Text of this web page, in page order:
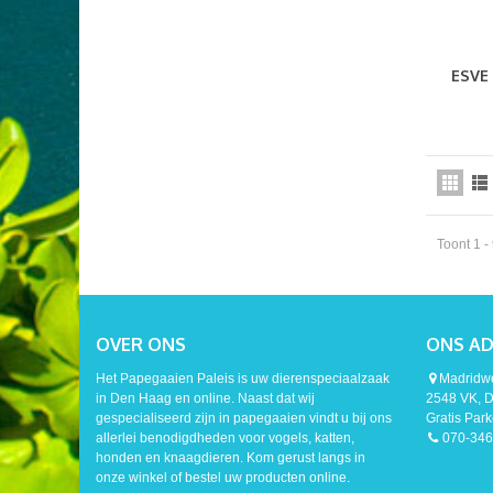
Toont 1 -
OVER ONS
Het Papegaaien Paleis is uw dierenspeciaalzaak
in Den Haag en online. Naast dat wij
gespecialiseerd zijn in papegaaien vindt u bij ons
allerlei benodigdheden voor vogels, katten,
honden en knaagdieren. Kom gerust langs in
onze winkel of bestel uw producten online.
ONS
2548 VK,
Gratis
070-